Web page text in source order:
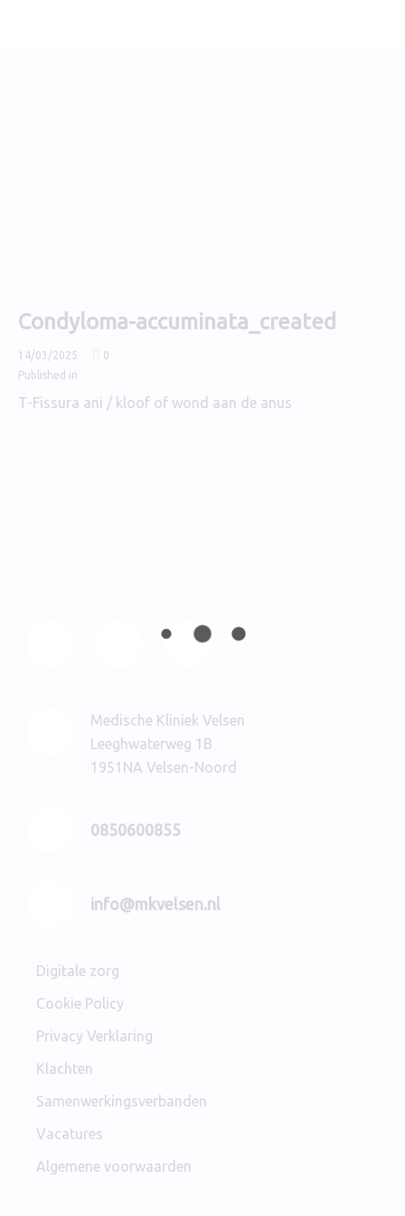
Condyloma-accuminata_created
14/03/2025
0
Published in
T-Fissura ani / kloof of wond aan de anus
Medische Kliniek Velsen
Leeghwaterweg 1B
1951NA Velsen-Noord
0850600855
info@mkvelsen.nl
Digitale zorg
Cookie Policy
Privacy Verklaring
Klachten
Samenwerkingsverbanden
Vacatures
Algemene voorwaarden